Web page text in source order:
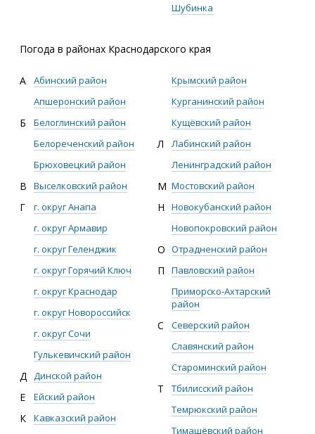
Шубинка
Погода в районах Краснодарского края
А
Абинский район
Апшеронский район
Б
Белоглинский район
Белореченский район
Брюховецкий район
В Выселковский район
Г
г. округ Анапа
г. округ Армавир
г. округ Геленджик
г. округ Горячий Ключ
г. округ Краснодар
г. округ Новороссийск
г. округ Сочи
Гулькевичский район
Д Динской район
Е Ейский район
К
Кавказский район
Крымский район
Курганинский район
Кущёвский район
Л
Лабинский район
Ленинградский район
М Мостовский район
Н
Новокубанский район
Новопокровский район
О Отрадненский район
П
Павловский район
Приморско-Ахтарский
район
С
Северский район
Славянский район
Староминский район
Т
Тбилисский район
Темрюкский район
Тимашёвский район